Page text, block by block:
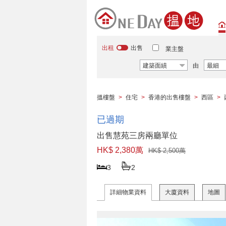
出租 出售 業主盤
建築面績 由 最細
搵樓盤 > 住宅 > 香港的出售樓盤 > 西區 >
已過期
出售慧苑三房兩廳單位
HK$ 2,380萬
HK$ 2,500萬
3 2
詳細物業資料 大廈資料 地圖